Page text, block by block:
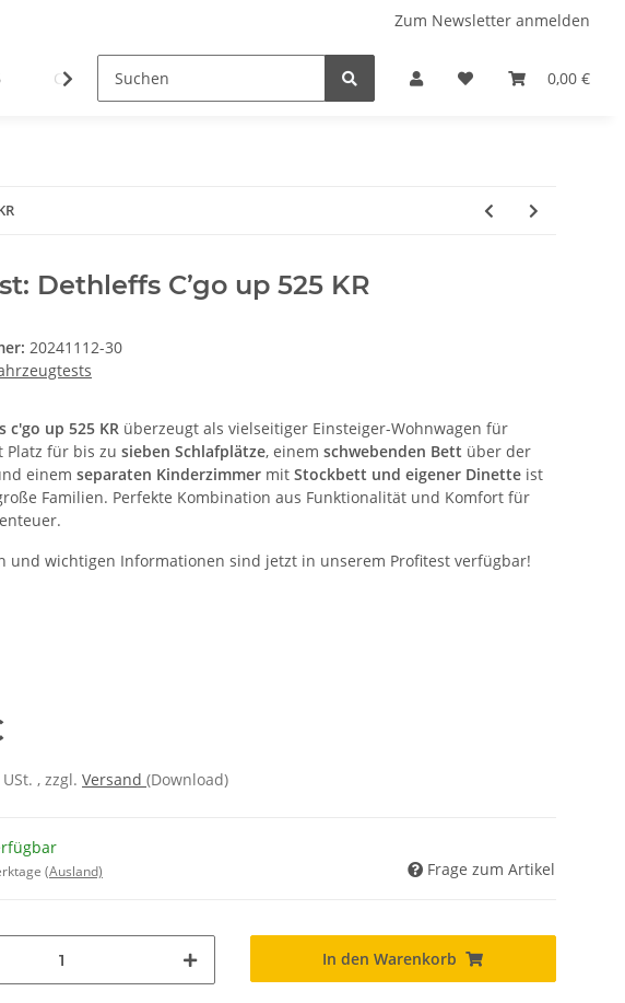
Zum Newsletter anmelden
0,00 €
Camping- & Stellplatzführer WINZERATLAS 2026 Lifestyle &
Dethleffs C’go up 525 KR
20241112-30
c'go up 525 KR überzeugt als vielseitiger Einsteiger-Wohnwagen für
Platz für bis zu sieben Schlafplätze, einem schwebenden Bett über der
einem separaten Kinderzimmer mit Stockbett und eigener Dinette ist
Familien. Perfekte Kombination aus Funktionalität und Komfort für
und wichtigen Informationen sind jetzt in unserem Profitest verfügbar!
, zzgl. Versand (Download)
(Ausland) Frage zum Artikel
In den Warenkorb